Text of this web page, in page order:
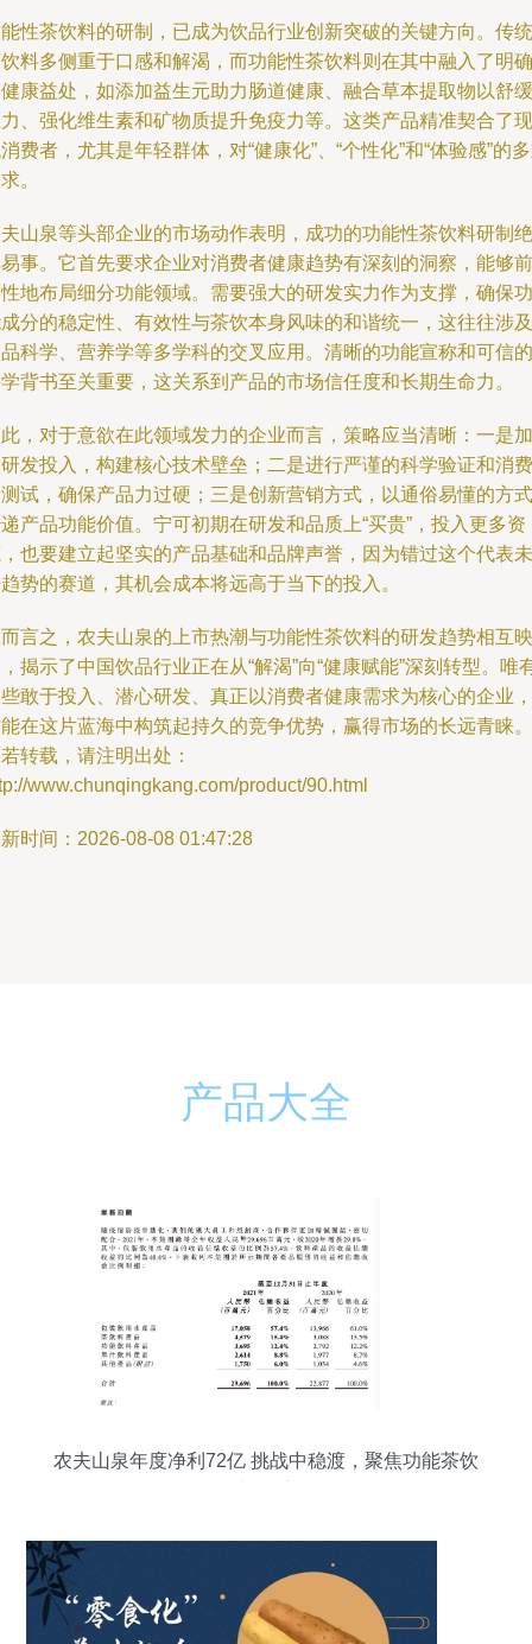
性茶饮料的研制，已成为饮品行业创新突破的关键方向。传统
料多侧重于口感和解渴，而功能性茶饮料则在其中融入了明确
康益处，如添加益生元助力肠道健康、融合草本提取物以舒缓
、强化维生素和矿物质提升免疫力等。这类产品精准契合了现
费者，尤其是年轻群体，对“健康化”、“个性化”和“体验感”的
。
山泉等头部企业的市场动作表明，成功的功能性茶饮料研制绝
事。它首先要求企业对消费者健康趋势有深刻的洞察，能够前
地布局细分功能领域。需要强大的研发实力作为支撑，确保功
分的稳定性、有效性与茶饮本身风味的和谐统一，这往往涉及
科学、营养学等多学科的交叉应用。清晰的功能宣称和可信的
背书至关重要，这关系到产品的市场信任度和长期生命力。
，对于意欲在此领域发力的企业而言，策略应当清晰：一是加
发投入，构建核心技术壁垒；二是进行严谨的科学验证和消费
试，确保产品力过硬；三是创新营销方式，以通俗易懂的方式
产品功能价值。宁可初期在研发和品质上“买贵”，投入更多资
也要建立起坚实的产品基础和品牌声誉，因为错过这个代表未
势的赛道，其机会成本将远高于当下的投入。
言之，农夫山泉的上市热潮与功能性茶饮料的研发趋势相互映
揭示了中国饮品行业正在从“解渴”向“健康赋能”深刻转型。唯
敢于投入、潜心研发、真正以消费者健康需求为核心的企业，
在这片蓝海中构筑起持久的竞争优势，赢得市场的长远青睐。
转载，请注明出处：
www.chunqingkang.com/product/90.html
时间：2026-08-08 01:47:28
产品大全
农夫山泉年度净利72亿 挑战中稳渡，聚焦功能茶饮